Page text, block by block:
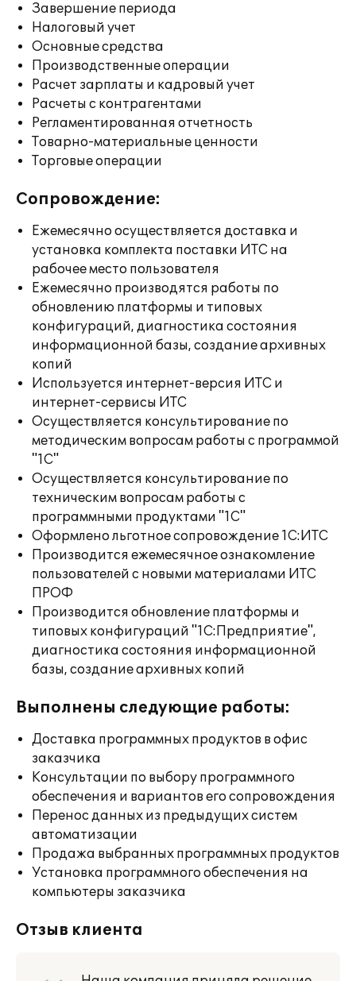
Завершение периода
Налоговый учет
Основные средства
Производственные операции
Расчет зарплаты и кадровый учет
Расчеты с контрагентами
Регламентированная отчетность
Товарно-материальные ценности
Торговые операции
Сопровождение:
Ежемесячно осуществляется доставка и
установка комплекта поставки ИТС на
рабочее место пользователя
Ежемесячно производятся работы по
обновлению платформы и типовых
конфигураций, диагностика состояния
информационной базы, создание архивных
копий
Используется интернет-версия ИТС и
интернет-сервисы ИТС
Осуществляется консультирование по
методическим вопросам работы с программой
"1С"
Осуществляется консультирование по
техническим вопросам работы с
программными продуктами "1С"
Оформлено льготное сопровождение 1С:ИТС
Производится ежемесячное ознакомление
пользователей с новыми материалами ИТС
ПРОФ
Производится обновление платформы и
типовых конфигураций "1С:Предприятие",
диагностика состояния информационной
базы, создание архивных копий
Выполнены следующие работы:
Доставка программных продуктов в офис
заказчика
Консультации по выбору программного
обеспечения и вариантов его сопровождения
Перенос данных из предыдущих систем
автоматизации
Продажа выбранных программных продуктов
Установка программного обеспечения на
компьютеры заказчика
Отзыв клиента